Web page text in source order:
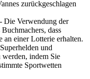
zurückgeschlagen
Die Verwendung der
dass
an einer Lotterie erhalten.
und
werden, indem Sie
Sportwetten